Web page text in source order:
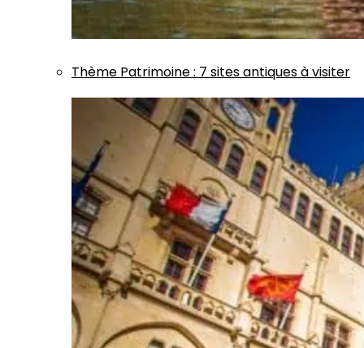
Thème Patrimoine: 7 sites antiques à visiter